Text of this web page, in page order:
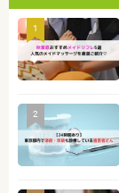
1
2